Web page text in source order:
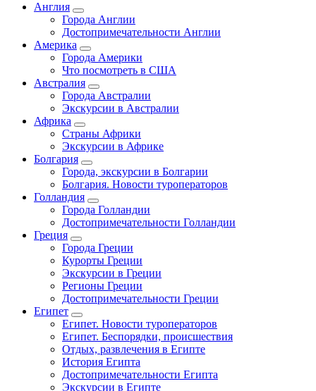
Англия
Города Англии
Достопримечательности Англии
Америка
Города Америки
Что посмотреть в США
Австралия
Города Австралии
Экскурсии в Австралии
Африка
Страны Африки
Экскурсии в Африке
Болгария
Города, экскурсии в Болгарии
Болгария. Новости туроператоров
Голландия
Города Голландии
Достопримечательности Голландии
Греция
Города Греции
Курорты Греции
Экскурсии в Греции
Регионы Греции
Достопримечательности Греции
Египет
Египет. Новости туроператоров
Египет. Беспорядки, происшествия
Отдых, развлечения в Египте
История Египта
Достопримечательности Египта
Экскурсии в Египте